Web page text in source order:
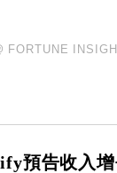
FORTUNE
預告收入